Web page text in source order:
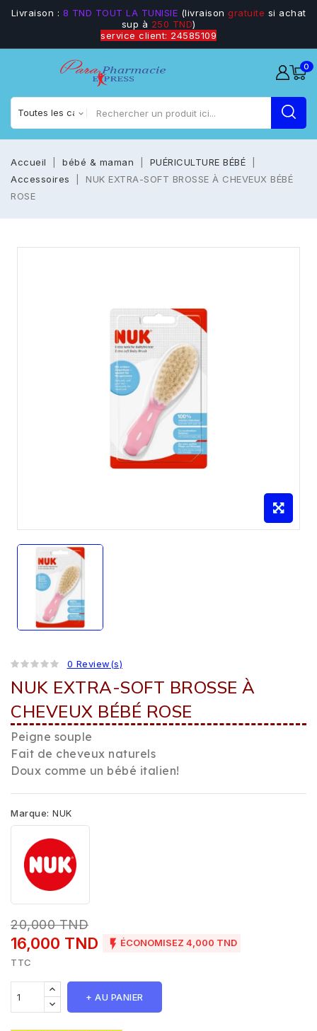
Livraison : 8 TND TOUT LA TUNISIE (livraison gratuite si achat
sup à 250 TND)
service client: 24585109
0
Accueil bébé & maman
PUÉRICULTURE BÉBÉ
Accessoires
NUK EXTRA-SOFT BROSSE À CHEVEUX BÉBÉ
ROSE
0 Review(s)
NUK EXTRA-SOFT BROSSE À
CHEVEUX BÉBÉ ROSE
Peigne souple
Fait de cheveux naturels
Doux comme un bébé italien!
Marque: NUK
20,000 TND
16,000 TND  ÉCONOMISEZ 4,000 TND
TTC
+ AU PANIER